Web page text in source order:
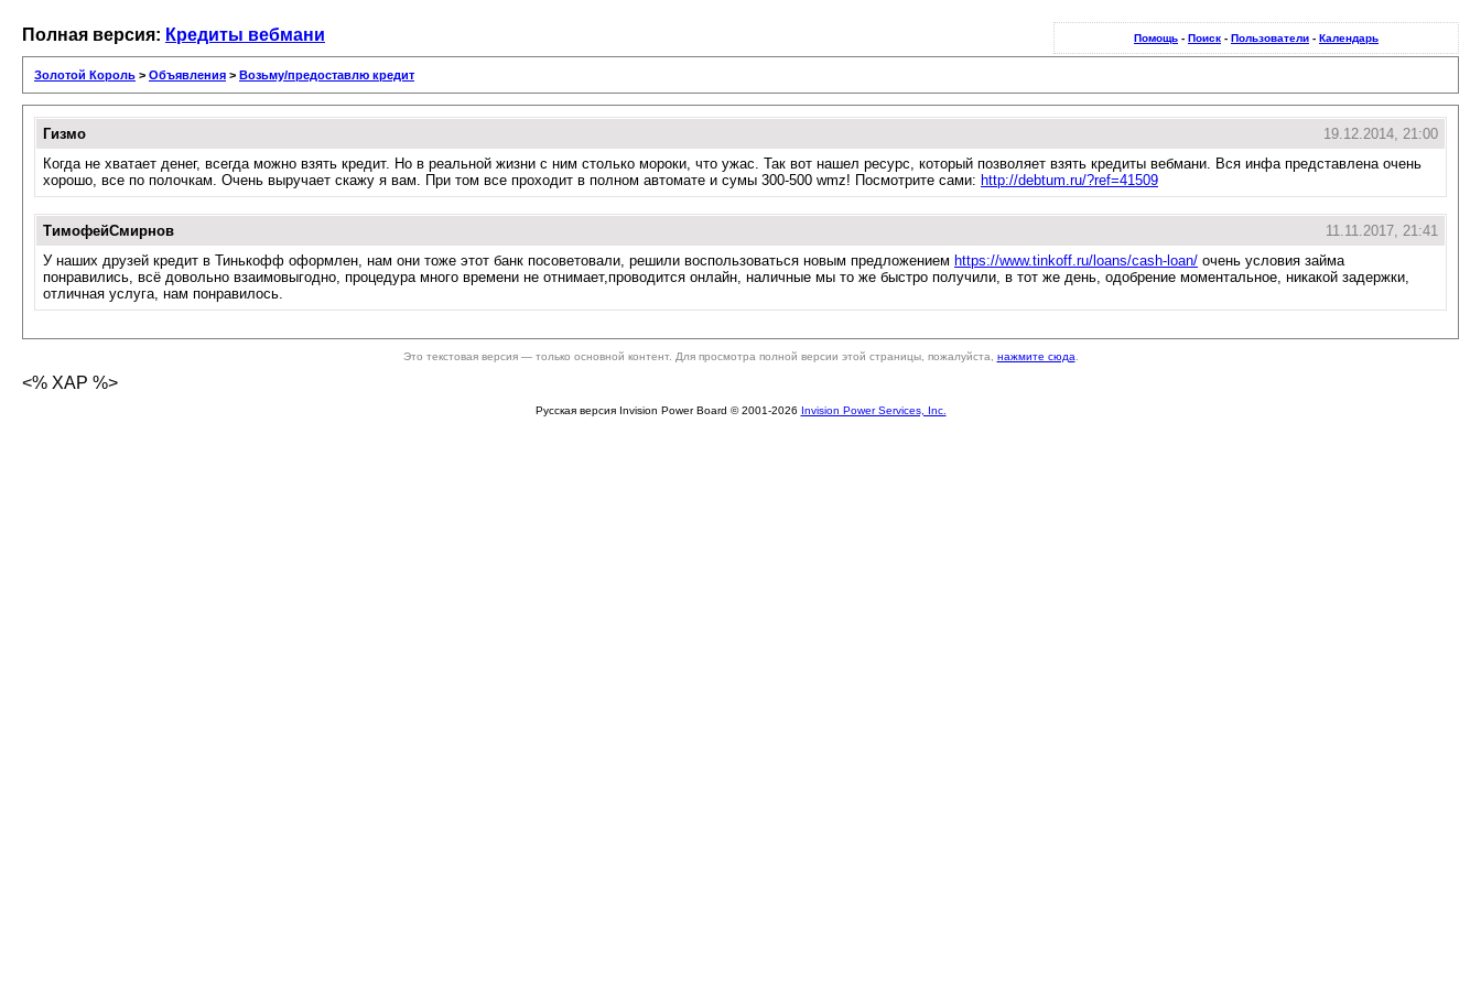
Помощь - Поиск - Пользователи - Календарь
Полная версия: Кредиты вебмани
Золотой Король > Объявления > Возьму/предоставлю кредит
Гизмо
19.12.2014, 21:00
Когда не хватает денег, всегда можно взять кредит. Но в реальной жизни с ним столько мороки, что ужас. Так вот нашел ресурс, который позволяет взять кредиты вебмани. Вся инфа представлена очень
хорошо, все по полочкам. Очень выручает скажу я вам. При том все проходит в полном автомате и сумы 300-500 wmz! Посмотрите сами: http://debtum.ru/?ref=41509
ТимофейСмирнов
11.11.2017, 21:41
У наших друзей кредит в Тинькофф оформлен, нам они тоже этот банк посоветовали, решили воспользоваться новым предложением https://www.tinkoff.ru/loans/cash-loan/ очень условия займа
понравились, всё довольно взаимовыгодно, процедура много времени не отнимает,проводится онлайн, наличные мы то же быстро получили, в тот же день, одобрение моментальное, никакой задержки,
отличная услуга, нам понравилось.
Это текстовая версия — только основной контент. Для просмотра полной версии этой страницы, пожалуйста, нажмите сюда
<% XAP %>
Русская версия Invision Power Board © 2001-2026 Invision Power Services, Inc.